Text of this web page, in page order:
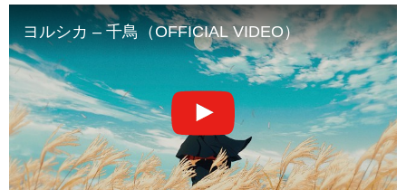
ヨルシカ – 千鳥（OFFICIAL VIDEO）